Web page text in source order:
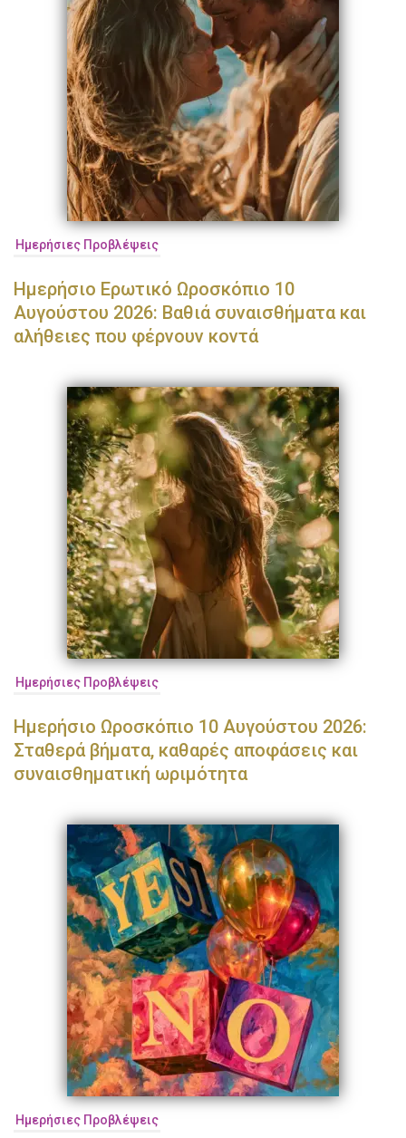
Ημερήσιες Προβλέψεις
Ημερήσιο Ερωτικό Ωροσκόπιο 10
Αυγούστου 2026: Βαθιά συναισθήματα και
αλήθειες που φέρνουν κοντά
Ημερήσιες Προβλέψεις
Ημερήσιο Ωροσκόπιο 10 Αυγούστου 2026:
Σταθερά βήματα, καθαρές αποφάσεις και
συναισθηματική ωριμότητα
Ημερήσιες Προβλέψεις